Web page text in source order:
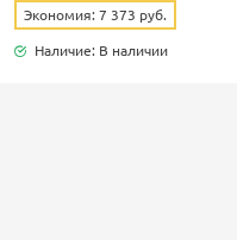
Экономия: 7 373 руб.
Наличие: В наличии